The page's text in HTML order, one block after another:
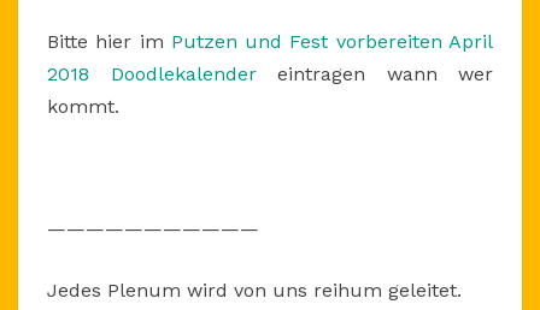
Bitte hier im Putzen und Fest vorbereiten April
2018 Doodlekalendereintragen wann wer
kommt.
———————————
Jedes Plenum wird von uns reihum geleitet.